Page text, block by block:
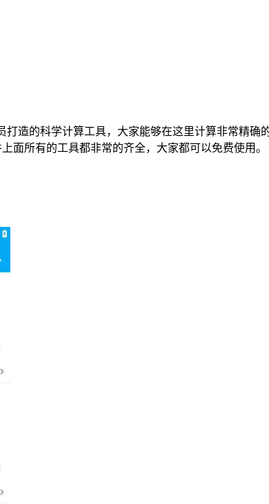
打造的科学计算工具，大家能够在这里计算非常精
面所有的工具都非常的齐全，大家都可以免费使用。